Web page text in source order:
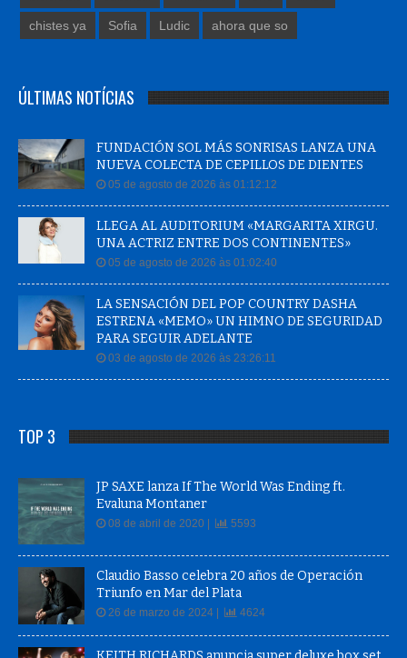
chistes ya Sofia Ludic ahora que so
ÚLTIMAS NOTÍCIAS
FUNDACIÓN SOL MÁS SONRISAS LANZA UNA
NUEVA COLECTA DE CEPILLOS DE DIENTES
05 de agosto de 2026 às 01:12:12
LLEGA AL AUDITORIUM «MARGARITA XIRGU.
UNA ACTRIZ ENTRE DOS CONTINENTES»
05 de agosto de 2026 às 01:02:40
LA SENSACIÓN DEL POP COUNTRY DASHA
ESTRENA «MEMO» UN HIMNO DE SEGURIDAD
PARA SEGUIR ADELANTE
03 de agosto de 2026 às 23:26:11
TOP 3
JP SAXE lanza If The World Was Ending ft.
Evaluna Montaner
08 de abril de 2020 | 5593
Claudio Basso celebra 20 años de Operación
Triunfo en Mar del Plata
26 de marzo de 2024 | 4624